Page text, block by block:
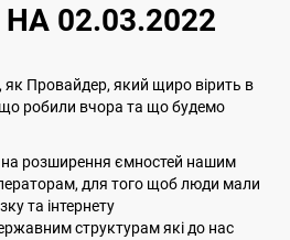
02.03.2022
як Провайдер, який щиро вірить в
що робили вчора та що будемо
на розширення ємностей нашим
для того щоб люди мали
та інтернету
структурам які до нас